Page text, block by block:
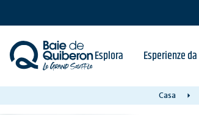
content
Esplora Esperienze
Casa